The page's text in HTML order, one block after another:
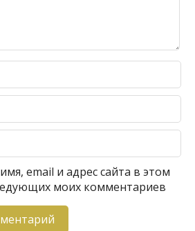
email и адрес сайта в этом
моих комментариев